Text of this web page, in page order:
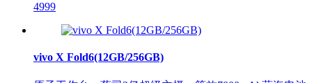
4999
vivo X Fold6(12GB/256GB)